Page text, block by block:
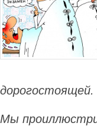
дорогостоящей.
Мы